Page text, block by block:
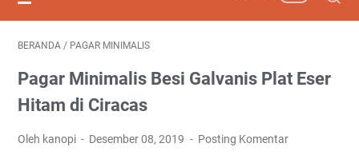
BERANDA / PAGAR MINIMALIS
Pagar Minimalis Besi Galvanis Plat Eser
Hitam di Ciracas
Oleh kanopi Desember 08, 2019 Posting Komentar